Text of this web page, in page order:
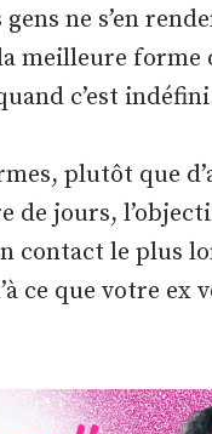
ne s’en
meilleure forme
c’est
plutôt que
de jours,
contact le plus
ce que votre ex